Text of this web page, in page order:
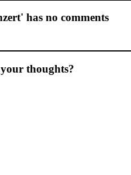
has no comments
thoughts?